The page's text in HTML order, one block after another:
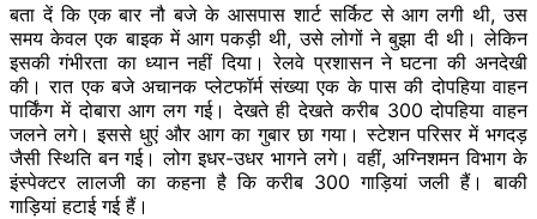
बता दें कि एक बार नौ बजे के आसपास शार्ट सर्किट से आग लगी थी, उस
समय केवल एक बाइक में आग पकड़ी थी, उसे लोगों ने बुझा दी थी। लेकिन
इसकी गंभीरता का ध्यान नहीं दिया। रेलवे प्रशासन ने घटना की अनदेखी
की। रात एक बजे अचानक प्लेटफॉर्म संख्या एक के पास की दोपहिया वाहन
पार्किंग में दोबारा आग लग गई। देखते ही देखते करीब 300 दोपहिया वाहन
जलने लगे। इससे धुएं और आग का गुबार छा गया। स्टेशन परिसर में भगदड़
जैसी स्थिति बन गई। लोग इधर-उधर भागने लगे। वहीं, अग्निशमन विभाग के
इंस्पेक्टर लालजी का कहना है कि करीब 300 गाड़ियां जली हैं। बाकी
गाड़ियां हटाई गई हैं।